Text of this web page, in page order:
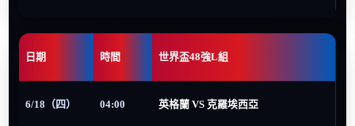
日期 時間 世界盃48強L組
6/18（四） 04:00 英格蘭 VS 克羅埃西亞